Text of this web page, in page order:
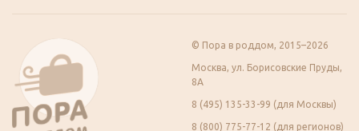
© Пора в роддом, 2015–2026
Москва, ул. Борисовские Пруды,
8А
8 (495) 135-33-99 (для Москвы)
8 (800) 775-77-12 (для регионов)